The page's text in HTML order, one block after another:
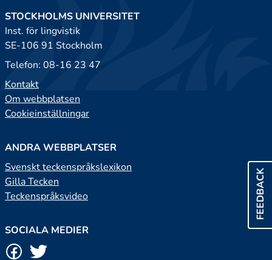
FEEDBACK
STOCKHOLMS UNIVERSITET
Inst. för lingvistik
SE-106 91 Stockholm
Telefon: 08-16 23 47
Kontakt
Om webbplatsen
Cookieinställningar
ANDRA WEBBPLATSER
Svenskt teckenspråkslexikon
Gilla Tecken
Teckenspråksvideo
SOCIALA MEDIER